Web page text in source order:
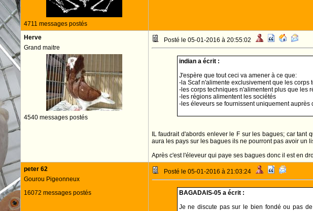
4711 messages postés
Herve
Grand maitre
4540 messages postés
Posté le 05-01-2016 à 20:55:02
indian a écrit :
J'espère que tout ceci va amener à ce que:
-la Scaf n'alimente exclusivement que les corps
-les corps techniques n'alimentent plus que les
-les régions alimentent les sociétés
-les éleveurs se fournissent uniquement auprès
IL faudrait d'abords enlever le F sur les bagues; car
aura les pays sur les bagues ils ne pourront pas avoir un
Après c'est l'éleveur qui paye ses bagues donc il est en
peter 62
Gourou Pigeonneux
16072 messages postés
Posté le 05-01-2016 à 21:03:24
BAGADAIS-05 a écrit :
Je ne discute pas sur le bien fondé ou pas